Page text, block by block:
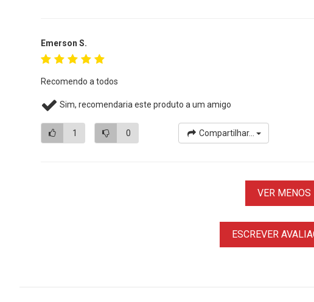
Emerson S.
Recomendo a todos
Sim, recomendaria este produto a um amigo
1 0 Compartilhar...
VER MENOS
ESCREVER